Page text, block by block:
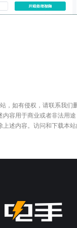
，如有侵权，请联系我们删
容用于商业或者非法用
述内容。访问和下载本站